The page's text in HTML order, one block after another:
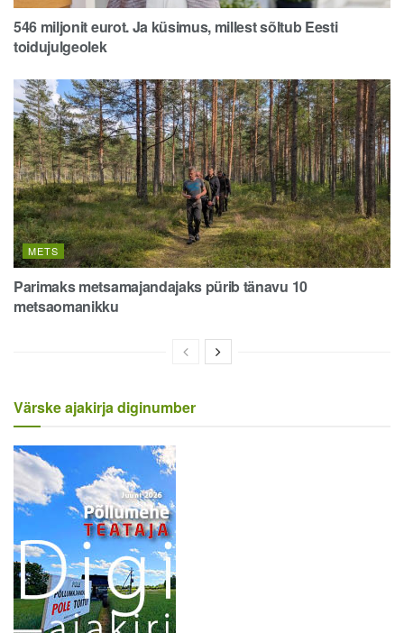
546 miljonit eurot. Ja küsimus, millest sõltub Eesti
toidujulgeolek
METS
Parimaks metsamajandajaks pürib tänavu 10
metsaomanikku
Värske ajakirja diginumber